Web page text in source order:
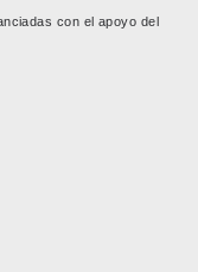
con el apoyo del